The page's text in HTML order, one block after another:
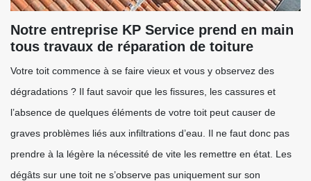
Notre entreprise KP Service prend en main
tous travaux de réparation de toiture
Votre toit commence à se faire vieux et vous y observez des
dégradations ? Il faut savoir que les fissures, les cassures et
l’absence de quelques éléments de votre toit peut causer de
graves problèmes liés aux infiltrations d’eau. Il ne faut donc pas
prendre à la légère la nécessité de vite les remettre en état. Les
dégâts sur une toit ne s’observe pas uniquement sur son